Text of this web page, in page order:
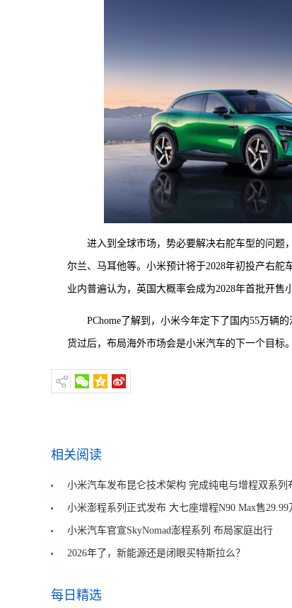
进入到全球市场，势必要解决右舵车型的问题
尔兰、马耳他等。小米预计将于2028年初投产右
业内普遍认为，英国大概率会成为2028年首批开售
PChome了解到，小米今年定下了国内55万辆
货过后，布局海外市场会是小米汽车的下一个目标。
相关阅读
小米汽车发布昆仑技术架构 完成纯电与增程双系列
局 小米澎程系列正式发布 大七座增程N90 Max售29.99
元 小米汽车官宣SkyNomad澎程系列 布局家庭出行
2026年了，新能源还是闭眼买特斯拉么？
每日精选